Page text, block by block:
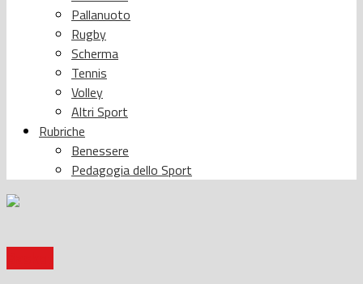
Pallanuoto
Rugby
Scherma
Tennis
Volley
Altri Sport
Rubriche
Benessere
Pedagogia dello Sport